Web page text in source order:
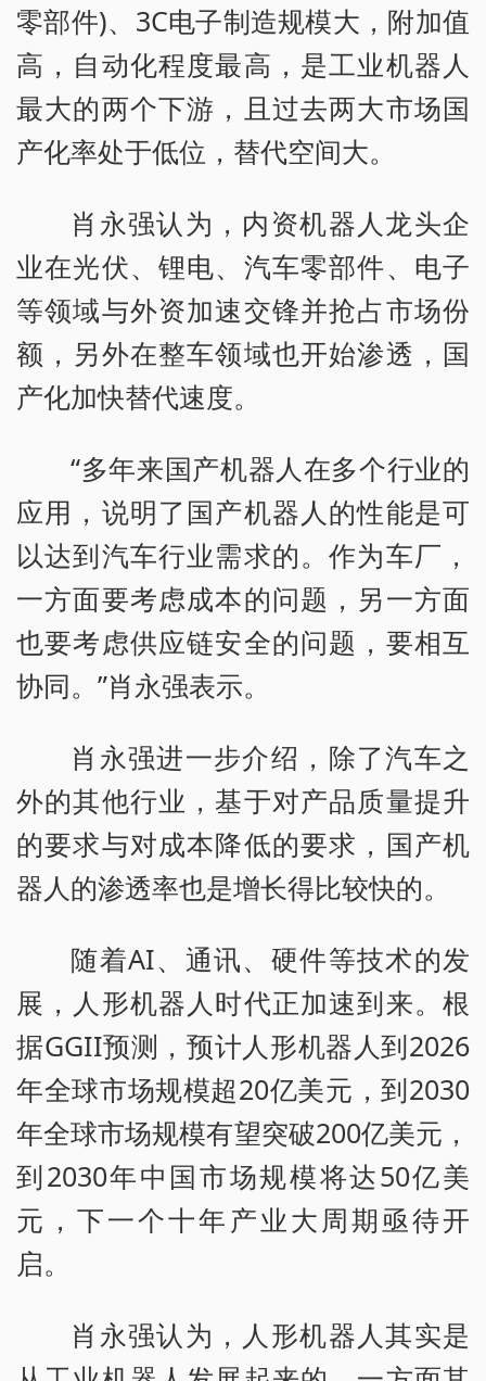
零部件)、3C电子制造规模大，附加值
高，自动化程度最高，是工业机器人
最大的两个下游，且过去两大市场国
产化率处于低位，替代空间大。
肖永强认为，内资机器人龙头企
业在光伏、锂电、汽车零部件、电子
等领域与外资加速交锋并抢占市场份
额，另外在整车领域也开始渗透，国
产化加快替代速度。
“多年来国产机器人在多个行业的
应用，说明了国产机器人的性能是可
以达到汽车行业需求的。作为车厂，
一方面要考虑成本的问题，另一方面
也要考虑供应链安全的问题，要相互
协同。”肖永强表示。
肖永强进一步介绍，除了汽车之
外的其他行业，基于对产品质量提升
的要求与对成本降低的要求，国产机
器人的渗透率也是增长得比较快的。
随着AI、通讯、硬件等技术的发
展，人形机器人时代正加速到来。根
据GGII预测，预计人形机器人到2026
年全球市场规模超20亿美元，到2030
年全球市场规模有望突破200亿美元，
到2030年中国市场规模将达50亿美
元，下一个十年产业大周期亟待开
启。
肖永强认为，人形机器人其实是